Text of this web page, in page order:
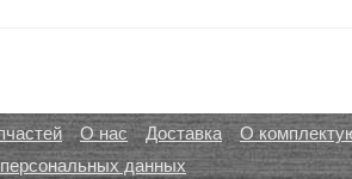
О нас Доставка
О
данных